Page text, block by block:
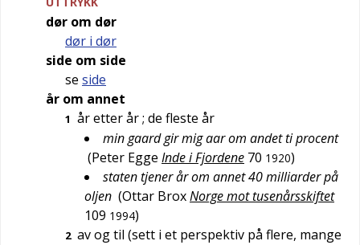
dør om dør
dør i dør
side om side
se side
år om annet
1 år etter år; de fleste år
min gaard gir mig aar om andet ti procent
(Peter Egge Inde i Fjordene 70 1920)
staten tjener år om annet 40 milliarder på
oljen (Ottar BroxNorge mot tusenårsskiftet
109 1994)
2 av og til (sett i et perspektiv på flere, mange